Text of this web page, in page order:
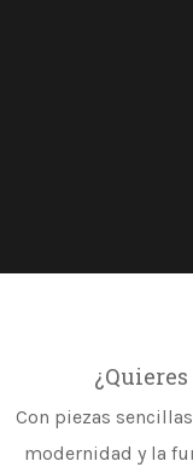
Con piezas
modernidad y la